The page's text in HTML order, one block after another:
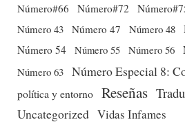
Número#66
Número#72
Número 43 Número 47 Número 48
Número 54 Número 55 Número 56
Número 63 Número Especial 8:
política y entorno Reseñas
Uncategorized Vidas Infames